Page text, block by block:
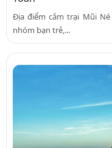
Địa điểm cắm trại Mũi
nhóm bạn trẻ,...